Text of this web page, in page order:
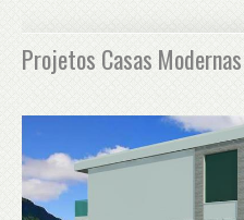
Projetos Casas